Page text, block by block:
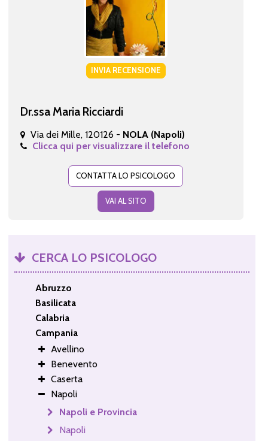
INVIA RECENSIONE
Dr.ssa Maria Ricciardi
Via dei Mille, 120126 - NOLA (Napoli)
Clicca qui per visualizzare il telefono
CONTATTA LO PSICOLOGO
VAI AL SITO
CERCA LO PSICOLOGO
Abruzzo
Basilicata
Calabria
Campania
Avellino
Benevento
Caserta
Napoli
Napoli e Provincia
Napoli